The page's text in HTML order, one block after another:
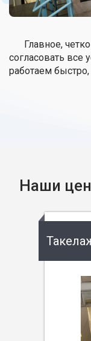
Главное,
согласовать все
работаем
Наши